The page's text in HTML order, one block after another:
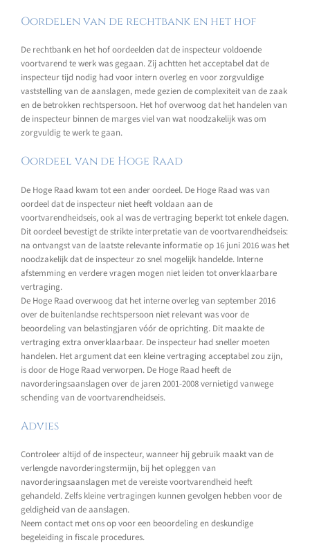
Oordelen van de rechtbank en het hof
De rechtbank en het hof oordeelden dat de inspecteur voldoende
voortvarend te werk was gegaan. Zij achtten het acceptabel dat de
inspecteur tijd nodig had voor intern overleg en voor zorgvuldige
vaststelling van de aanslagen, mede gezien de complexiteit van de zaak
en de betrokken rechtspersoon. Het hof overwoog dat het handelen van
de inspecteur binnen de marges viel van wat noodzakelijk was om
zorgvuldig te werk te gaan.
Oordeel van de Hoge Raad
De Hoge Raad kwam tot een ander oordeel. De Hoge Raad was van
oordeel dat de inspecteur niet heeft voldaan aan de
voortvarendheidseis, ook al was de vertraging beperkt tot enkele dagen.
Dit oordeel bevestigt de strikte interpretatie van de voortvarendheidseis:
na ontvangst van de laatste relevante informatie op 16 juni 2016 was het
noodzakelijk dat de inspecteur zo snel mogelijk handelde. Interne
afstemming en verdere vragen mogen niet leiden tot onverklaarbare
vertraging.
De Hoge Raad overwoog dat het interne overleg van september 2016
over de buitenlandse rechtspersoon niet relevant was voor de
beoordeling van belastingjaren vóór de oprichting. Dit maakte de
vertraging extra onverklaarbaar. De inspecteur had sneller moeten
handelen. Het argument dat een kleine vertraging acceptabel zou zijn,
is door de Hoge Raad verworpen. De Hoge Raad heeft de
navorderingsaanslagen over de jaren 2001-2008 vernietigd vanwege
schending van de voortvarendheidseis.
Advies
Controleer altijd of de inspecteur, wanneer hij gebruik maakt van de
verlengde navorderingstermijn, bij het opleggen van
navorderingsaanslagen met de vereiste voortvarendheid heeft
gehandeld. Zelfs kleine vertragingen kunnen gevolgen hebben voor de
geldigheid van de aanslagen.
Neem contact met ons op voor een beoordeling en deskundige
begeleiding in fiscale procedures.